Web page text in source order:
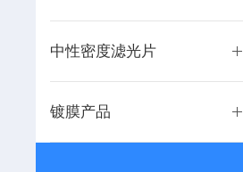
中性密度滤光片
镀膜产品